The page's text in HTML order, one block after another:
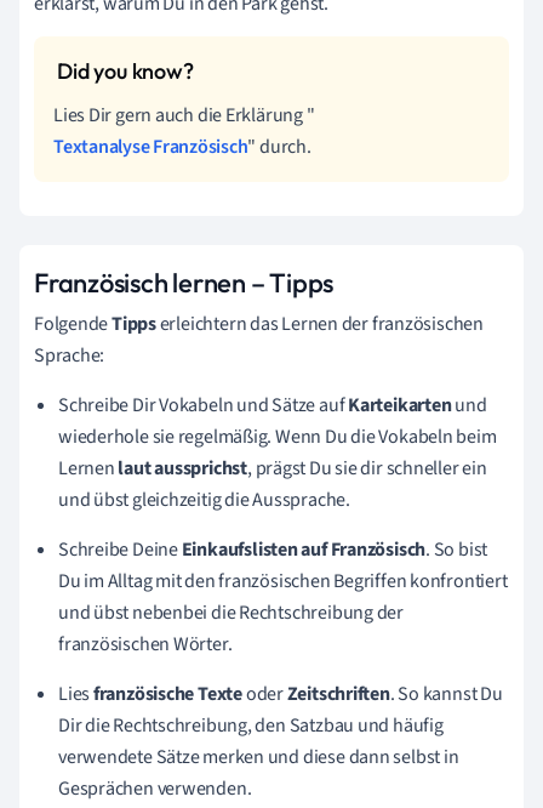
Lies Dir gern auch die Erklärung "
Textanalyse Französisch" durch.
Französisch lernen – Tipps
FolgendeTippserleichtern das Lernen der französischen
Sprache:
Schreibe Dir Vokabeln und Sätze aufKarteikartenund
wiederhole sie regelmäßig. Wenn Du die Vokabeln beim
Lernenlaut aussprichst, prägst Du sie dir schneller ein
und übst gleichzeitig die Aussprache.
Schreibe DeineEinkaufslisten auf Französisch. So bist
Du im Alltag mit den französischen Begriffen konfrontiert
und übst nebenbei die Rechtschreibung der
französischen Wörter.
LiesfranzösischeTexteoderZeitschriften.So kannst Du
Dir die Rechtschreibung, den Satzbau und häufig
verwendete Sätze merken und diese dann selbst in
Gesprächen verwenden.